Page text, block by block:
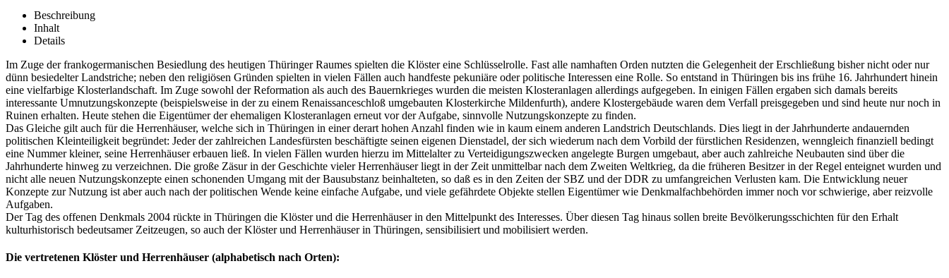
Beschreibung
Inhalt
Details
Im Zuge der frankogermanischen Besiedlung des heutigen Thüringer Raumes spielten die Klöster eine Schlüsselrolle. Fast alle namhaften Orden nutzten die Gelegenheit der Erschließung bisher nicht oder nur
dünn besiedelter Landstriche; neben den religiösen Gründen spielten in vielen Fällen auch handfeste pekuniäre oder politische Interessen eine Rolle. So entstand in Thüringen bis ins frühe 16. Jahrhundert hinein
eine vielfarbige Klosterlandschaft. Im Zuge sowohl der Reformation als auch des Bauernkrieges wurden die meisten Klosteranlagen allerdings aufgegeben. In einigen Fällen ergaben sich damals bereits
interessante Umnutzungskonzepte (beispielsweise in der zu einem Renaissanceschloß umgebauten Klosterkirche Mildenfurth), andere Klostergebäude waren dem Verfall preisgegeben und sind heute nur noch in
Ruinen erhalten. Heute stehen die Eigentümer der ehemaligen Klosteranlagen erneut vor der Aufgabe, sinnvolle Nutzungskonzepte zu finden.
Das Gleiche gilt auch für die Herrenhäuser, welche sich in Thüringen in einer derart hohen Anzahl finden wie in kaum einem anderen Landstrich Deutschlands. Dies liegt in der Jahrhunderte andauernden
politischen Kleinteiligkeit begründet: Jeder der zahlreichen Landesfürsten beschäftigte seinen eigenen Dienstadel, der sich wiederum nach dem Vorbild der fürstlichen Residenzen, wenngleich finanziell bedingt
eine Nummer kleiner, seine Herrenhäuser erbauen ließ. In vielen Fällen wurden hierzu im Mittelalter zu Verteidigungszwecken angelegte Burgen umgebaut, aber auch zahlreiche Neubauten sind über die
Jahrhunderte hinweg zu verzeichnen. Die große Zäsur in der Geschichte vieler Herrenhäuser liegt in der Zeit unmittelbar nach dem Zweiten Weltkrieg, da die früheren Besitzer in der Regel enteignet wurden und
nicht alle neuen Nutzungskonzepte einen schonenden Umgang mit der Bausubstanz beinhalteten, so daß es in den Zeiten der SBZ und der DDR zu umfangreichen Verlusten kam. Die Entwicklung neuer
Konzepte zur Nutzung ist aber auch nach der politischen Wende keine einfache Aufgabe, und viele gefährdete Objekte stellen Eigentümer wie Denkmalfachbehörden immer noch vor schwierige, aber reizvolle
Aufgaben.
Der Tag des offenen Denkmals 2004 rückte in Thüringen die Klöster und die Herrenhäuser in den Mittelpunkt des Interesses. Über diesen Tag hinaus sollen breite Bevölkerungsschichten für den Erhalt
kulturhistorisch bedeutsamer Zeitzeugen, so auch der Klöster und Herrenhäuser in Thüringen, sensibilisiert und mobilisiert werden.
Die vertretenen Klöster und Herrenhäuser (alphabetisch nach Orten):